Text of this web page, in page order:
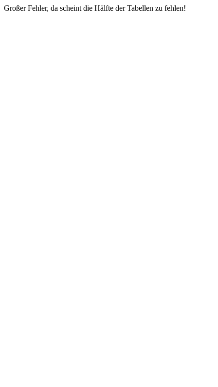
Großer Fehler, da scheint die Hälfte der Tabellen zu fehlen!